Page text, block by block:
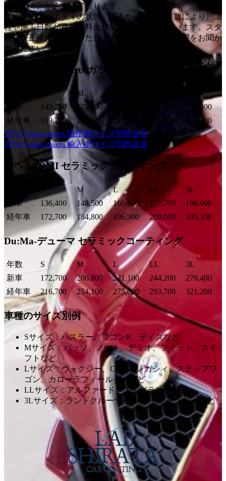
税（10％）が含まれております。
車のサイズやボディの状態、購入からの経過年数により、工
程や施工日数が異なり料金が変わる場合もございます。スタ
ッフが正確にお見積いたしますので、まずはご要望をお聞か
せください。
TEVO nano quarts ガラスコーティング
M
新車
145,200 179,300
251,900
経年車
189,200 226,600 247,500 266,200
293,700
TEVO nano quarts 国産車サイズ別料金表
TEVO nano quarts 輸入車サイズ別料金表
和-NAGOMI セラミックコーティング
M L LL
3L
新車
136,400 148,500 160,600 172,700
196,900
経年車
172,700 184,800 196,900 209,000 245,300
Du:Ma-デューマ セラミックコーティング
年数 S M L LL
3L
新車
172,700 206,800 221,100 244,200
279,400
経年車
216,700 254,100 275,000 293,700 321,200
車種のサイズ別例
Sサイズ：ハスラー、ワゴンR、デイズなど
Mサイズ：パッソ、ノート、デミオ、フィット、スイ
フトなど
Lサイズ：ヴォクシー、CX-5、レガシィ、ステップワ
ゴン、カローラフィールダーなど
LLサイズ：アルファード、エルグランドなど
3Lサイズ：ランドクルーザー300、センチュリーなど